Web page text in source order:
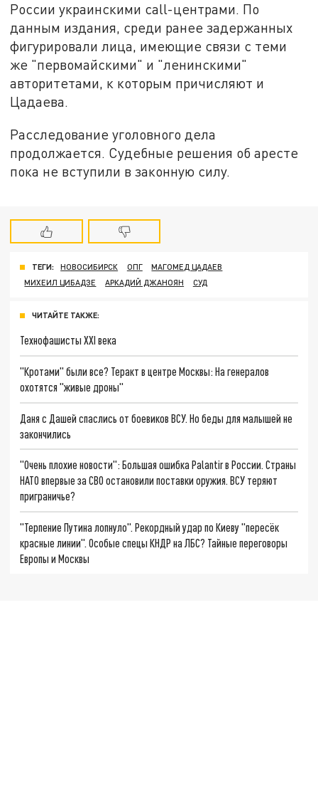
России украинскими call-центрами. По
данным издания, среди ранее задержанных
фигурировали лица, имеющие связи с теми
же "первомайскими" и "ленинскими"
авторитетами, к которым причисляют и
Цадаева.
Расследование уголовного дела
продолжается. Судебные решения об аресте
пока не вступили в законную силу.
ТЕГИ: НОВОСИБИРСК ОПГ
МАГОМЕД ЦАДАЕВ
МИХЕИЛ ЦИБАДЗЕ
АРКАДИЙ ДЖАНОЯН СУД
ЧИТАЙТЕ ТАКЖЕ:
Технофашисты XXI века
"Кротами" были все? Теракт в центре Москвы: На генералов
охотятся "живые дроны"
Даня с Дашей спаслись от боевиков ВСУ. Но беды для малышей не
закончились
"Очень плохие новости": Большая ошибка Palantir в России. Страны
НАТО впервые за СВО остановили поставки оружия. ВСУ теряют
приграничье?
"Терпение Путина лопнуло". Рекордный удар по Киеву "пересёк
красные линии". Особые спецы КНДР на ЛБС? Тайные переговоры
Европы и Москвы